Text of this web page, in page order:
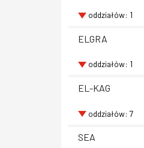
oddziałów: 1
ELGRA
oddziałów: 1
EL-KAG
oddziałów: 7
SEA